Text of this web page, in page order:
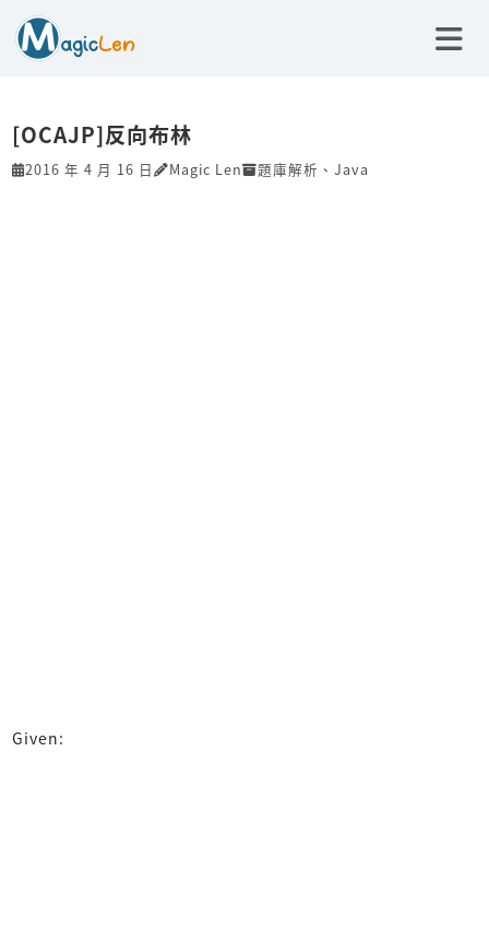
[OCAJP]反向布林
2016 年 4 月 16 日 Magic Len 題庫解析 、 Java
Given: